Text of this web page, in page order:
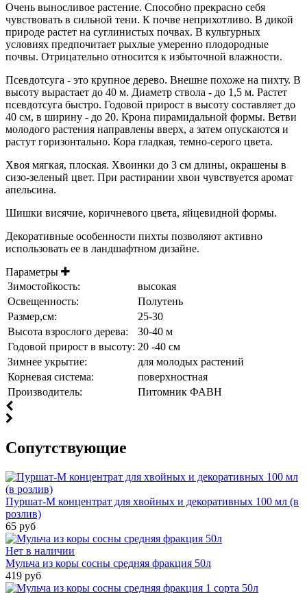
Очень выносливое растение. Способно прекрасно себя
чувствовать в сильной тени. К почве неприхотливо. В дикой
природе растет на суглинистых почвах. В культурных
условиях предпочитает рыхлые умеренно плодородные
почвы. Отрицательно относится к избыточной влажности.
Псевдотсуга - это крупное дерево. Внешне похоже на пихту. В
высоту вырастает до 40 м. Диаметр ствола - до 1,5 м. Растет
псевдотсуга быстро. Годовой прирост в высоту составляет до
40 см, в ширину - до 20. Крона пирамидальной формы. Ветви
молодого растения направлены вверх, а затем опускаются и
растут горизонтально. Кора гладкая, темно-серого цвета.
Хвоя мягкая, плоская. Хвоинки до 3 см длины, окрашены в
сизо-зеленый цвет. При растирании хвои чувствуется аромат
апельсина.
Шишки висячие, коричневого цвета, яйцевидной формы.
Декоративные особенности пихты позволяют активно
использовать ее в ландшафтном дизайне.
Параметры
Зимостойкость:
высокая
Освещенность:
Полутень
Размер,см:
25-30
Высота взрослого дерева:
30-40 м
Годовой прирост в высоту: 20 -40 см
Зимнее укрытие:
для молодых растений
Корневая система:
поверхностная
Производитель:
Питомник ФАВН
Cопутствующие
Пуршат-М концентрат для хвойных и декоративных 100 мл (в
розлив)
65 руб
Нет в наличии
Мульча из коры сосны средняя фракция 50л
419 руб